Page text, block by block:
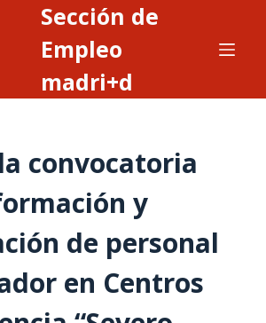
Sección de
Empleo
madri+d
convocatoria
y
de personal
en Centros